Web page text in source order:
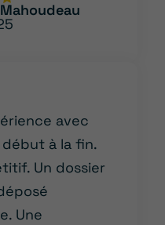
avec
à la fin.
Un dossier
Une